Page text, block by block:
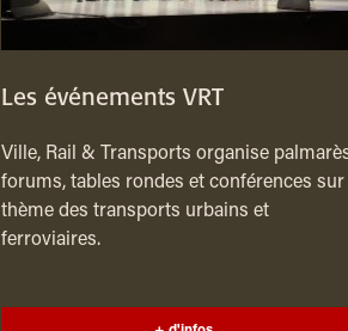
Les événements VRT
Ville, Rail & Transports organise
forums, tables rondes et conférences sur
thème des transports urbains et
ferroviaires.